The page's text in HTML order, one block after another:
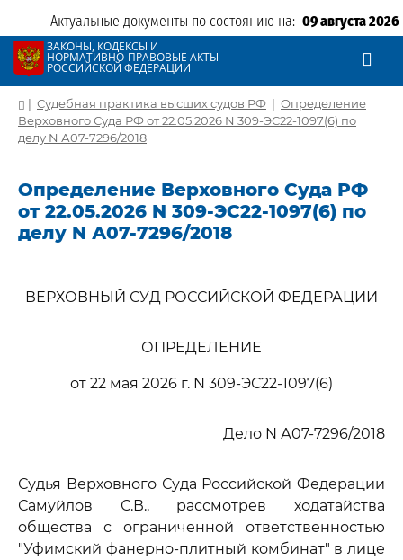
Актуальные документы по состоянию на: 09 августа 2026
ЗАКОНЫ, КОДЕКСЫ И
НОРМАТИВНО-ПРАВОВЫЕ АКТЫ
РОССИЙСКОЙ ФЕДЕРАЦИИ
| Судебная практика высших судов РФ | Определение
Верховного Суда РФ от 22.05.2026 N 309-ЭС22-1097(6) по
делу N А07-7296/2018
Определение Верховного Суда РФ
от 22.05.2026 N 309-ЭС22-1097(6) по
делу N А07-7296/2018
ВЕРХОВНЫЙ СУД РОССИЙСКОЙ ФЕДЕРАЦИИ
ОПРЕДЕЛЕНИЕ
от 22 мая 2026 г. N 309-ЭС22-1097(6)
Дело N А07-7296/2018
Судья Верховного Суда Российской Федерации
Самуйлов С.В., рассмотрев ходатайства
общества с ограниченной ответственностью
"Уфимский фанерно-плитный комбинат" в лице